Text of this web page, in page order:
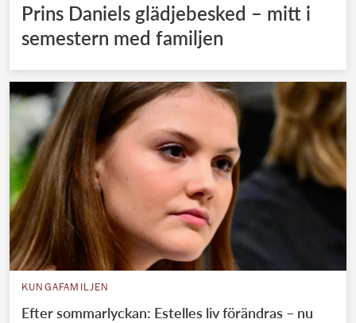
Prins Daniels glädjebesked – mitt i
semestern med familjen
KUNGAFAMILJEN
Efter sommarlyckan: Estelles liv förändras – nu